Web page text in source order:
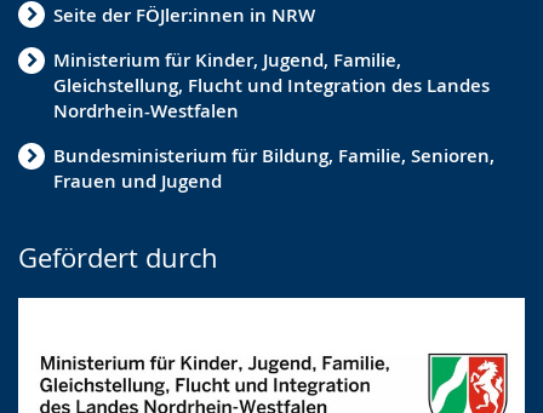
Seite der FÖJler:innen in NRW
Ministerium für Kinder, Jugend, Familie,
Gleichstellung, Flucht und Integration des Landes
Nordrhein-Westfalen
Bundesministerium für Bildung, Familie, Senioren,
Frauen und Jugend
Gefördert durch